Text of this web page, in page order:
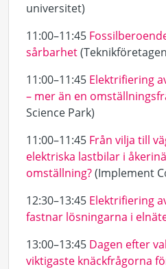
universitet)
11:00–11:45
sårbarhet
11:00–11:45 Elektrifiering
– mer än en
Science Park)
11:00–11:45 Från vilja till
elektriska lastbilar i
omställning?(Implement
12:30–13:45 Elektrifiering
fastnar lösningarna i
13:00–13:45 Dagen efter
viktigaste knäckfrågorna